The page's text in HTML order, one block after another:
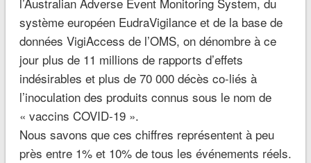
système européen EudraVigilance et de la base de
données VigiAccess de l’OMS, on dénombre à ce
jour plus de 11 millions de rapports d’effets
indésirables et plus de 70 000 décès co-liés à
l’inoculation des produits connus sous le nom de
« vaccins COVID-19 ».
Nous savons que ces chiffres représentent à peu
près entre 1% et 10% de tous les événements réels.